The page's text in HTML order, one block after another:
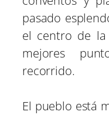
pasado
el centro de
mejores
recorrido.
El pueblo está